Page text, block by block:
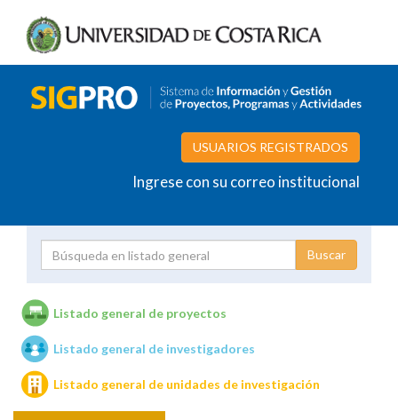
USUARIOS REGISTRADOS
Ingrese con su correo institucional
Unidades de investigación
Listado general de proyectos
Listado general de investigadores
Listado general de unidades de investigación